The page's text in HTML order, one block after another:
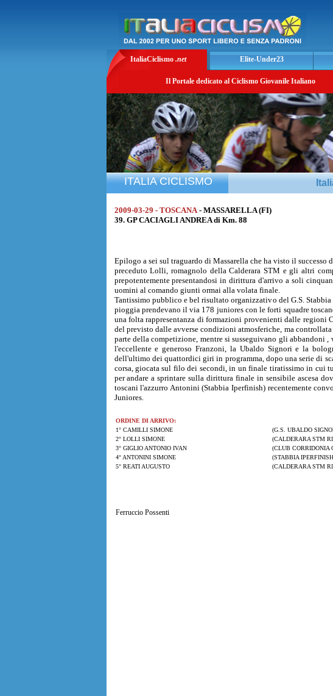
ItaliaCiclismo .net Elite-Under23
Il Portale dedicato al Ciclismo Giovanile Italiano
ITALIA CICLISMO
2009-03-29 - TOSCANA - MASSARELLA (FI)
39. GP CACIAGLI ANDREA di Km. 88
Epilogo a sei sul traguardo di Massarella che ha visto il
preceduto Lolli, romagnolo della Calderara STM e gli altri
prepotentemente presentandosi in dirittura d'arrivo a soli
uomini al comando giunti ormai alla volata finale.
Tantissimo pubblico e bel risultato organizzativo del G.S.
pioggia prendevano il via 178 juniores con le forti squadre
una folta rappresentanza di formazioni provenienti dalle
del previsto dalle avverse condizioni atmosferiche, ma
parte della competizione, mentre si susseguivano gli
l'eccellente e generoso Franzoni, la Ubaldo Signori e la
dell'ultimo dei quattordici giri in programma, dopo una serie di
corsa, giocata sul filo dei secondi, in un finale tiratissimo in cui
per andare a sprintare sulla dirittura finale in sensibile ascesa
toscani l'azzurro Antonini (Stabbia Iperfinish) recentemente
Juniores.
ORDINE DI ARRIVO:
1° CAMILLI SIMONE
(G.S. UBALDO
2° LOLLI SIMONE
(CALDERARA STM
3° GIGLIO ANTONIO IVAN
(CLUB CORRIDONIA
4° ANTONINI SIMONE
(STABBIA
5° REATI AUGUSTO
(CALDERARA STM
Ferruccio Possenti